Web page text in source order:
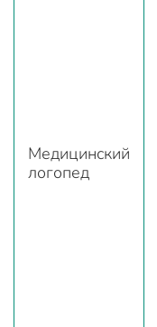
Медицинский
логопед